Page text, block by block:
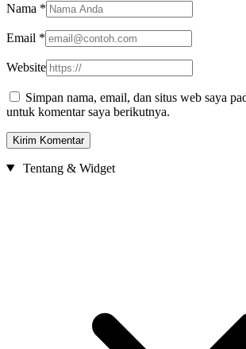
Nama *
Email *
Website
Simpan nama, email, dan situs web saya
untuk komentar saya berikutnya.
Tentang & Widget